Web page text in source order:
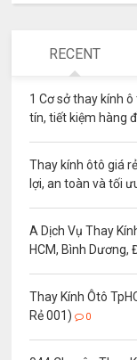
RECENT
1 Cơ sở thay kính
tín, tiết kiệm hàng
Thay kính ôtô giá
lợi, an toàn và tối
A Dịch Vụ Thay
HCM, Bình Dương,
Thay Kính Ôtô
Rẻ 001)
0